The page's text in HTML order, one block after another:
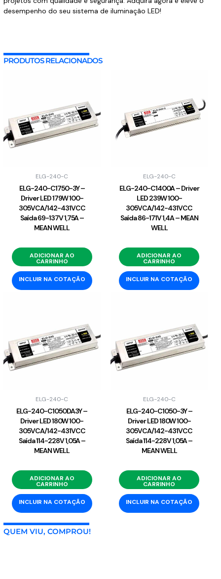
desempenho do seu sistema de iluminação LED!
PRODUTOS RELACIONADOS
ELG-240-C
ELG-240-C1750-3Y –
Driver LED 179W 100-
305VCA/142-431VCC
Saída 69-137V 1,75A –
MEAN WELL
ADICIONAR AO
CARRINHO
INCLUIR NA COTAÇÃO
ELG-240-C
ELG-240-C1400A – Driver
LED 239W 100-
305VCA/142-431VCC
Saída 86-171V 1,4A – MEAN
WELL
ADICIONAR AO
CARRINHO
INCLUIR NA COTAÇÃO
ELG-240-C
ELG-240-C1050DA3Y –
Driver LED 180W 100-
305VCA/142-431VCC
Saída 114-228V 1,05A –
MEAN WELL
ADICIONAR AO
CARRINHO
INCLUIR NA COTAÇÃO
ELG-240-C
ELG-240-C1050-3Y –
Driver LED 180W 100-
305VCA/142-431VCC
Saída 114-228V 1,05A –
MEAN WELL
ADICIONAR AO
CARRINHO
INCLUIR NA COTAÇÃO
QUEM VIU, COMPROU!